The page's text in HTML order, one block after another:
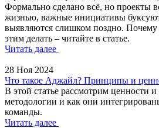
Формально сделано всё, но проекты
жизнью, важные инициативы
выявляются слишком поздно. Почему
этим делать – читайте в статье.
Читать далее
28 Ноя 2024
Что такое Аджайл? Принципы и
В этой статье рассмотрим ценности
методологии и как они
команды.
Читать далее